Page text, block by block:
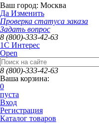
Ваш город: Москва
Да Изменить
Проверка статуса заказа
Задать вопрос
8 (800)-333-42-63
1C Интерес
Open
8 (800)-333-42-63
Ваша корзина:
0
пуста
Вход
Регистрация
Каталог товаров